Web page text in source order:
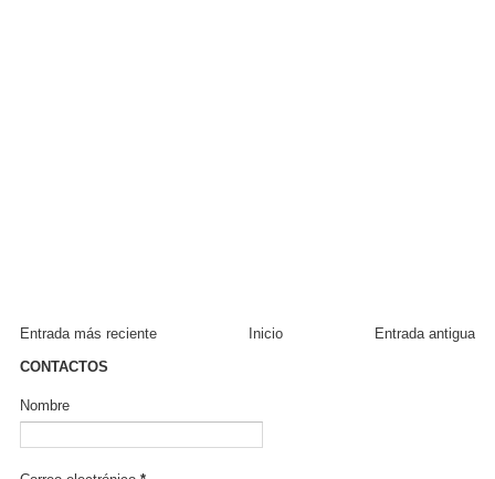
Entrada más reciente Entrada antigua
Inicio
CONTACTOS
Nombre